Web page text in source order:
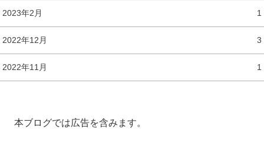
2023年2月 1
2022年12月 3
2022年11月 1
本ブログでは広告を含みます。